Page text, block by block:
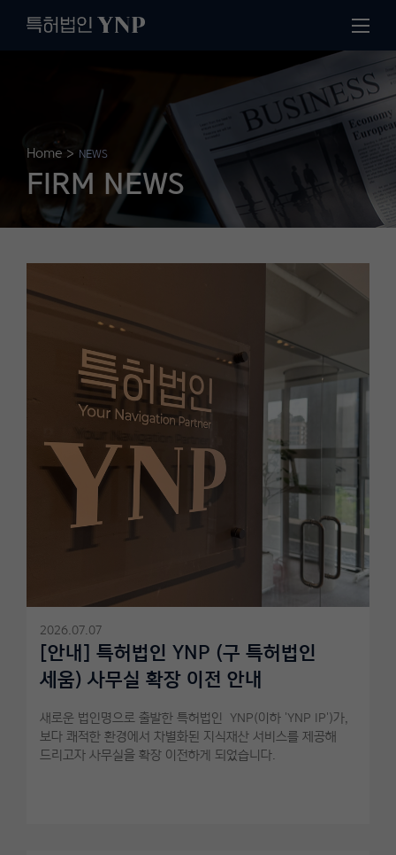
Home > NEWS
FIRM NEWS
2026.07.07
[안내] 특허법인 YNP (구 특허법인
세움) 사무실 확장 이전 안내
새로운 법인명으로 출발한 특허법인 YNP(이하 'YNP IP')가,
보다 쾌적한 환경에서 차별화된 지식재산 서비스를 제공해
드리고자 사무실을 확장 이전하게 되었습니다.